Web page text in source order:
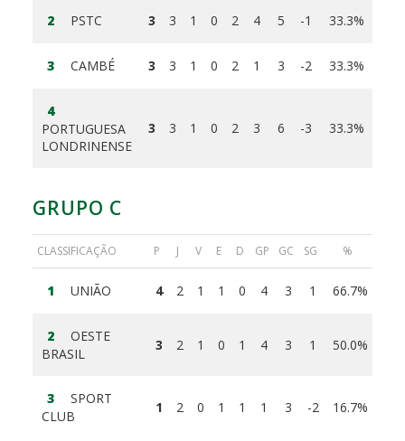
2 PSTC 3 3 1 0 2 4 5 -1 33.3%
3 CAMBÉ 3 3 1 0 2 1 3 -2 33.3%
4
PORTUGUESA
LONDRINENSE
3 3 1 0 2 3 6 -3 33.3%
GRUPO C
CLASSIFICAÇÃO P J V E D GP GC SG %
1 UNIÃO 4 2 1 1 0 4 3 1 66.7%
2
OESTE
BRASIL
3 2 1 0 1 4 3 1 50.0%
3
SPORT
CLUB
1 2 0 1 1 1 3 -2 16.7%